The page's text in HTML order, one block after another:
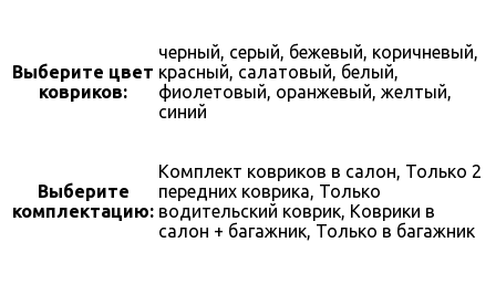
Выберите цвет
ковриков:
черный, серый, бежевый, коричневый,
красный, салатовый, белый,
фиолетовый, оранжевый, желтый,
синий
Выберите
комплектацию:
Комплект ковриков в салон, Только 2
передних коврика, Только
водительский коврик, Коврики в
салон + багажник, Только в багажник